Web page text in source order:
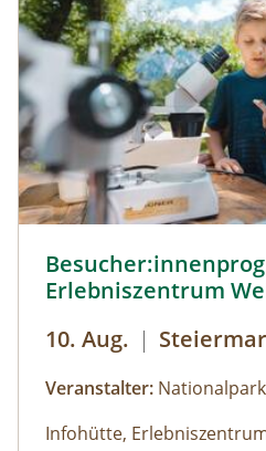
Erlebniszentrum
10. Aug. |
Veranstalter:
Infohütte,